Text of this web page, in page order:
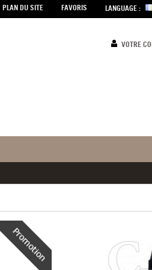
PLAN DU SITE FAVORIS LANGUAGE :
VOTRE